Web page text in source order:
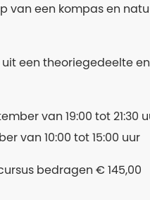
van een kompas en
een theoriegedeelte
van 19:00 tot 21:30
van 10:00 tot 15:00 uur
bedragen € 145,00